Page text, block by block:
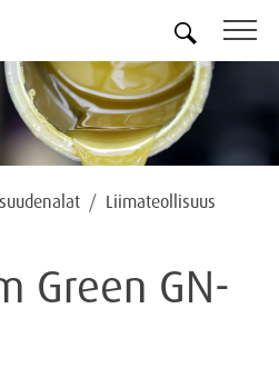
Liimateollisuus
Green GN-